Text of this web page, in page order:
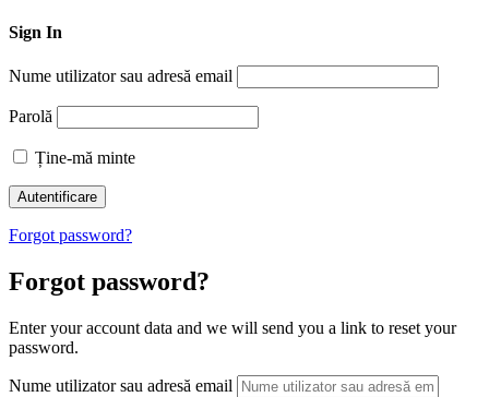
Sign In
Nume utilizator sau adresă email
Parolă
Ține-mă minte
Forgot password?
Forgot password?
Enter your account data and we will send you a link to reset your
password.
Nume utilizator sau adresă email